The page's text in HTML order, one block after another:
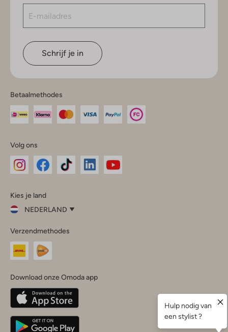
Schrijf je in
Betaalmethodes
Volg ons
InstagramFacebook
Kies je land
NEDERLAND
je
land
Nederland
Belgique(Français)
Deutschland
Verzendmethodes
Download onze Omoda app